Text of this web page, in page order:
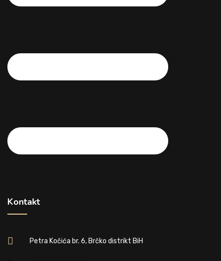
Kontakt
Petra Kočića br. 6, Brčko distrikt BiH